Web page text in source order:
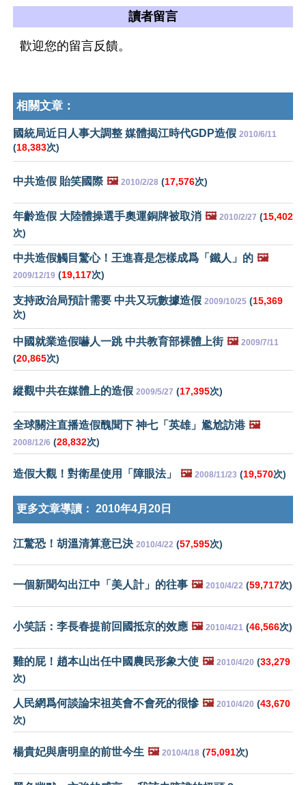
讀者留言
歡迎您的留言反饋。
相關文章：
國統局近日人事大調整 媒體揭江時代GDP造假 2010/6/11
(18,383次)
中共造假 貽笑國際 🖼️ 2010/2/28 (17,576次)
年齡造假 大陸體操選手奧運銅牌被取消 🖼️ 2010/2/27 (15,402
次)
中共造假觸目驚心！王進喜是怎樣成爲「鐵人」的 🖼️
2009/12/19 (19,117次)
支持政治局預計需要 中共又玩數據造假 2009/10/25 (15,369
次)
中國就業造假嚇人一跳 中共教育部裸體上街 🖼️ 2009/7/11
(20,865次)
縱觀中共在媒體上的造假 2009/5/27 (17,395次)
全球關注直播造假醜聞下 神七「英雄」尷尬訪港 🖼️
2008/12/6 (28,832次)
造假大觀！對衛星使用「障眼法」 🖼️ 2008/11/23 (19,570次)
更多文章導讀： 2010年4月20日
江驚恐！胡溫清算意已決 2010/4/22 (57,595次)
一個新聞勾出江中「美人計」的往事 🖼️ 2010/4/22 (59,717次)
小笑話：李長春提前回國抵京的效應 🖼️ 2010/4/21 (46,566次)
雞的屁！趙本山出任中國農民形象大使 🖼️ 2010/4/20 (33,279
次)
人民網爲何談論宋祖英會不會死的很慘 🖼️ 2010/4/20 (43,670
次)
楊貴妃與唐明皇的前世今生 🖼️ 2010/4/18 (75,091次)